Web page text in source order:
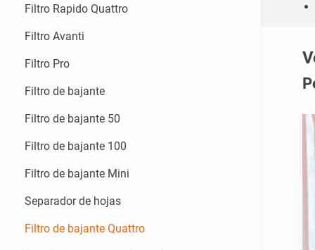
Filtro Rapido Quattro
Filtro Avanti
Filtro Pro
Filtro de bajante
Filtro de bajante 50
Filtro de bajante 100
Filtro de bajante Mini
Separador de hojas
Filtro de bajante Quattro